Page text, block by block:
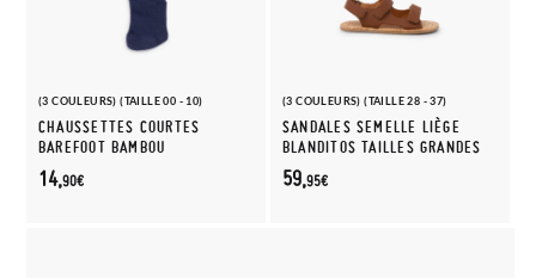
(3 COULEURS) (TAILLE 00 - 10)
CHAUSSETTES COURTES
BAREFOOT BAMBOU
14,90€
(3 COULEURS) (TAILLE 28 - 37)
SANDALES SEMELLE LIÈGE
BLANDITOS TAILLES GRANDES
59,95€